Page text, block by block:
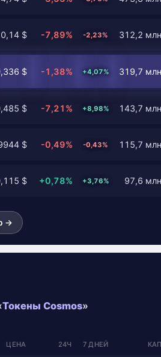
0,14 $ -7,89% -2,23% 312,2
$ -1,38% +4,07% 319,7
$ -7,21% +8,98% 143,7
$ -0,49% -0,43% 115,7
$ +0,78% +3,76% 97,6
→
Токены Cosmos»
ЦЕНА 24Ч 7 ДНЕЙ